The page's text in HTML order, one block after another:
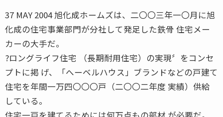
37 MAY 2004 旭化成ホームズは、二〇〇三年一〇月に旭
化成の住宅事業部門が分社して発足した鉄骨 住宅メー
カーの大手だ。
?ロングライフ住宅 （長期耐用住宅）の実現〞をコンセ
プトに掲 げ、「へーベルハウス」ブランドなどの戸建て
住宅を年間一万四〇〇〇戸（二〇〇二年度 実績）供給
している。